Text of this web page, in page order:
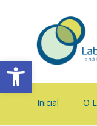
Barra de Ferramentas Aberta
Inicial O